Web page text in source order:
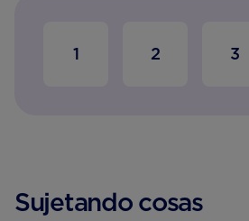
1 2 3
Sujetando cosas